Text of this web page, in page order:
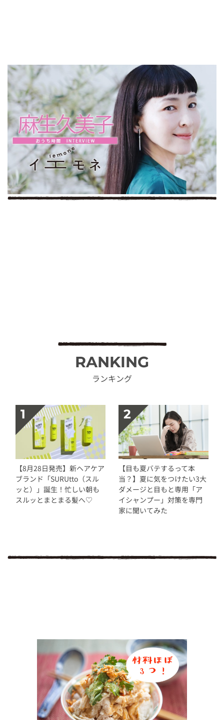
RANKING
ランキング
【8月28日発売】新ヘアケア
ブランド「SURUtto（スル
ッと）」誕生！忙しい朝も
スルッとまとまる髪へ♡
【目も夏バテするって本
当？】夏に気をつけたい3大
ダメージと目もと専用「ア
イシャンプー」対策を専門
家に聞いてみた